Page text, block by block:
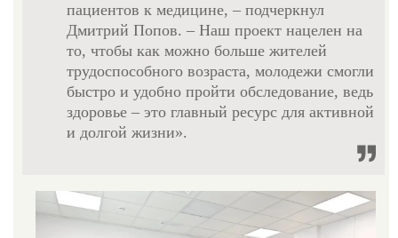
пациентов к медицине, – подчеркнул
Дмитрий Попов. – Наш проект нацелен на
то, чтобы как можно больше жителей
трудоспособного возраста, молодежи смогли
быстро и удобно пройти обследование, ведь
здоровье – это главный ресурс для активной
и долгой жизни».